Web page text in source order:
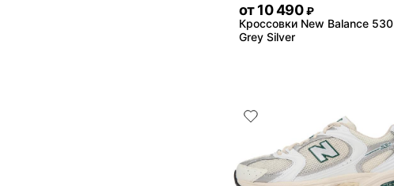
от10 490 ₽
Кроссовки New Balance 530
Grey Silver